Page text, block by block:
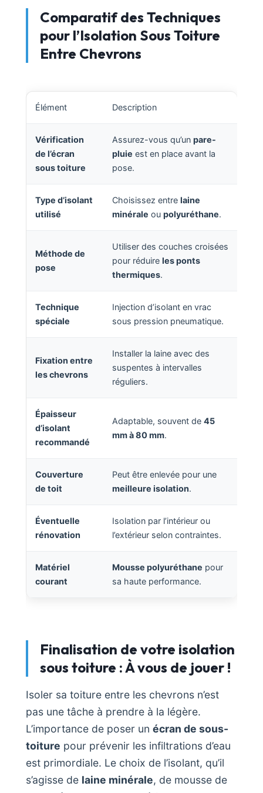
Comparatif des Techniques
pour l’Isolation Sous Toiture
Entre Chevrons
Élément Description
Vérification
de l’écran
sous toiture
Assurez-vous qu’un pare-
pluie est en place avant la
pose.
Type d’isolant
utilisé
Choisissez entre laine
minérale ou polyuréthane.
Méthode de
pose
Utiliser des couches croisées
pour réduire les ponts
thermiques.
Technique
spéciale
Injection d’isolant en vrac
sous pression pneumatique.
Fixation entre
les chevrons
Installer la laine avec des
suspentes à intervalles
réguliers.
Épaisseur
d’isolant
recommandé
Adaptable, souvent de 45
mm à 80 mm.
Couverture
de toit
Peut être enlevée pour une
meilleure isolation.
Éventuelle
rénovation
Isolation par l’intérieur ou
l’extérieur selon contraintes.
Matériel
courant
Mousse polyuréthane pour
sa haute performance.
Finalisation de votre isolation
sous toiture : À vous de jouer !
Isoler sa toiture entre les chevrons n’est
pas une tâche à prendre à la légère.
L’importance de poser un écran de sous-
toiture pour prévenir les infiltrations d’eau
est primordiale. Le choix de l’isolant, qu’il
s’agisse de laine minérale, de mousse de